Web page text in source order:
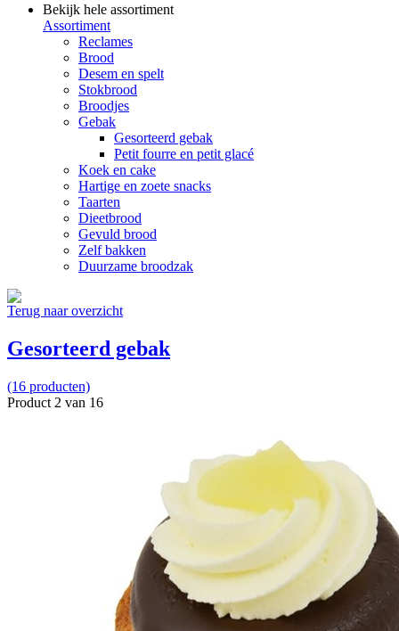
Bekijk hele assortiment
Assortiment
Reclames
Brood
Desem en spelt
Stokbrood
Broodjes
Gebak
Gesorteerd gebak
Petit fourre en petit glacé
Koek en cake
Hartige en zoete snacks
Taarten
Dieetbrood
Gevuld brood
Zelf bakken
Duurzame broodzak
Terug naar overzicht
Gesorteerd gebak
(16 producten)
Product 2 van 16